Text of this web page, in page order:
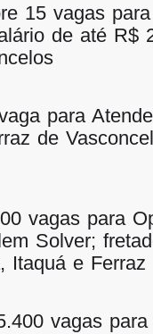
15 vagas
de até R$
para
de
vagas para
Solver;
Itaquá e Ferraz
vagas